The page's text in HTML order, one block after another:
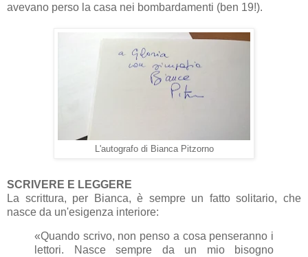
avevano perso la casa nei bombardamenti (ben 19!).
L'autografo di Bianca Pitzorno
SCRIVERE E LEGGERE
La scrittura, per Bianca, è sempre un fatto solitario, che
nasce da un'esigenza interiore:
«Quando scrivo, non penso a cosa penseranno i
lettori. Nasce sempre da un mio bisogno